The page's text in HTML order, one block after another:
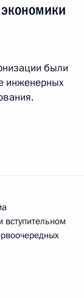
были
инженерных
вступительном